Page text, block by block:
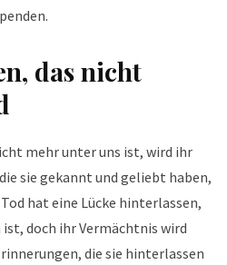
das nicht
mehr unter uns ist, wird ihr
sie gekannt und geliebt haben,
hat eine Lücke hinterlassen,
doch ihr Vermächtnis wird
die sie hinterlassen